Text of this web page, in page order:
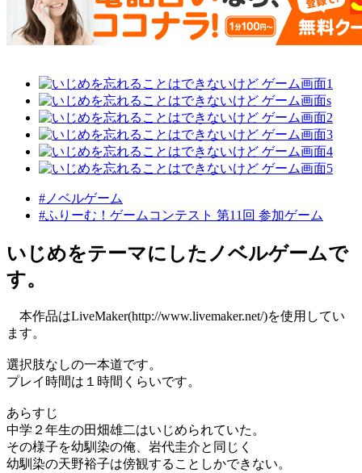
#ノベルゲーム
#ふりーむ！ゲームコンテスト 第11回 参加ゲーム
いじめをテーマにしたノベルゲームで
す。
本作品はLiveMaker(http://www.livemaker.net/)を使用してい
ます。
選択肢なしの一本道です。
プレイ時間は１時間くらいです。
あらすじ
中学２年生の田畑雄二はいじめられていた。
その様子を幼馴染の俺、岩代圭介と同じく
幼馴染の天野裕子は傍観することしかできない。